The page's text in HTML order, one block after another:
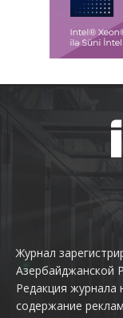
Журнал
Азербайджанской
Редакция журнала
содержание